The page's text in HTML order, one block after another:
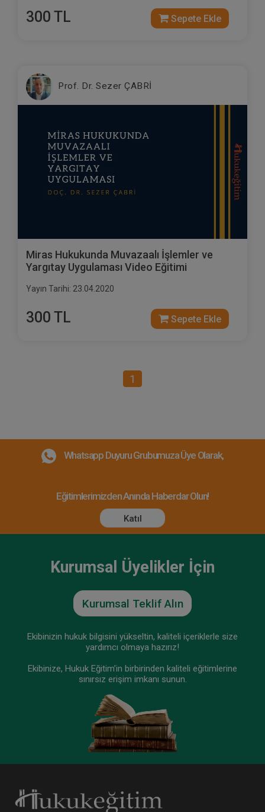
300 TL Sepete Ekle
Prof. Dr. Sezer ÇABRİ
Miras Hukukunda Muvazaalı İşlemler ve
Yargıtay Uygulaması Video Eğitimi
Yayın Tarihi: 23.04.2020
300 TL Sepete Ekle
1
Whatsapp Duyuru Grubumuza Üye Olarak,
Eğitimlerimizden Anında Haberdar Olun!
Katıl
Kurumsal Üyelikler İçin
Kurumsal Teklif Alın
Ekibinizin hukuk bilgisini yükseltin, kaliteli içeriklerle size
yardımcı olmaya hazırız!
Ekibinize, Hukuk Eğitim’in birbirinden kaliteli eğitimlerine
sınırsız erişim imkanı sunun.